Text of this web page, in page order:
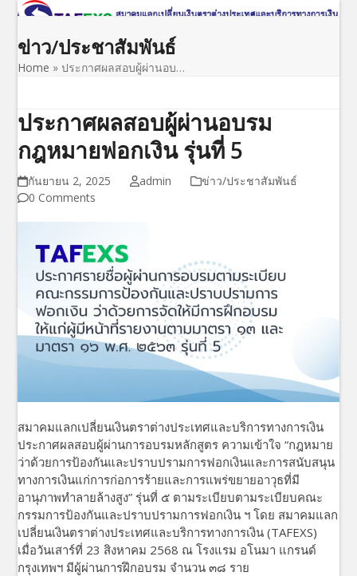
Skip
content
Open
mobile
menu
Close
mobile
menu
ข่าว/ประชาสัมพันธ์
Home »ประกาศผลสอบผู้ผ่านอบ…
ประกาศผลสอบผู้ผ่านอบรม
กฎหมายฟอกเงิน รุ่นที่ 5
กันยายน 2, 2025 admin
ข่าว/ประชาสัมพันธ์
0 Comments
สมาคมแลกเปลี่ยนเงินตราต่างประเทศและบริการทางการเงิน
ประกาศผลสอบผู้ผ่านการอบรมหลักสูตร ความเข้าใจ “กฎหมาย
ว่าด้วยการป้องกันและปราบปรามการฟอกเงินและการสนับสนุน
ทางการเงินแก่การก่อการร้ายและการแพร่ขยายอาวุธที่มี
อานุภาพทำลายล้างสูง” รุ่นที่ ๕ ตามระเบียบตามระเบียบคณะ
กรรมการป้องกันและปราบปรามการฟอกเงิน ฯ โดย สมาคมแลก
เปลี่ยนเงินตราต่างประเทศและบริการทางการเงิน (TAFEXS)
เมื่อวันเสาร์ที่ 23 สิงหาคม 2568 ณ โรงแรม อโนมา แกรนด์
กรุงเทพฯ มีผู้ผ่านการฝึกอบรม จำนวน ๓๘ ราย